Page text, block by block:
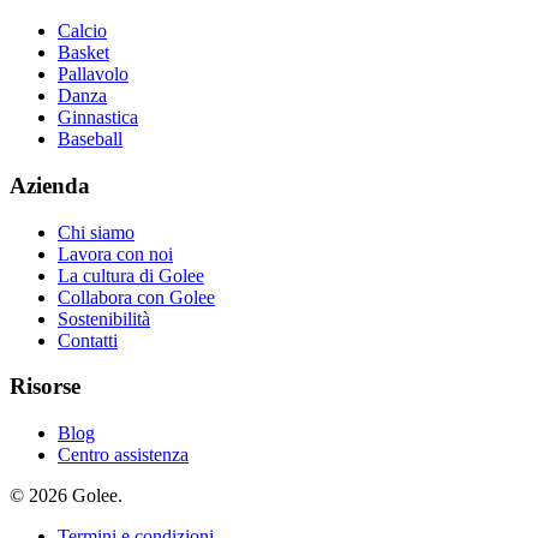
Calcio
Basket
Pallavolo
Danza
Ginnastica
Baseball
Azienda
Chi siamo
Lavora con noi
La cultura di Golee
Collabora con Golee
Sostenibilità
Contatti
Risorse
Blog
Centro assistenza
© 2026 Golee.